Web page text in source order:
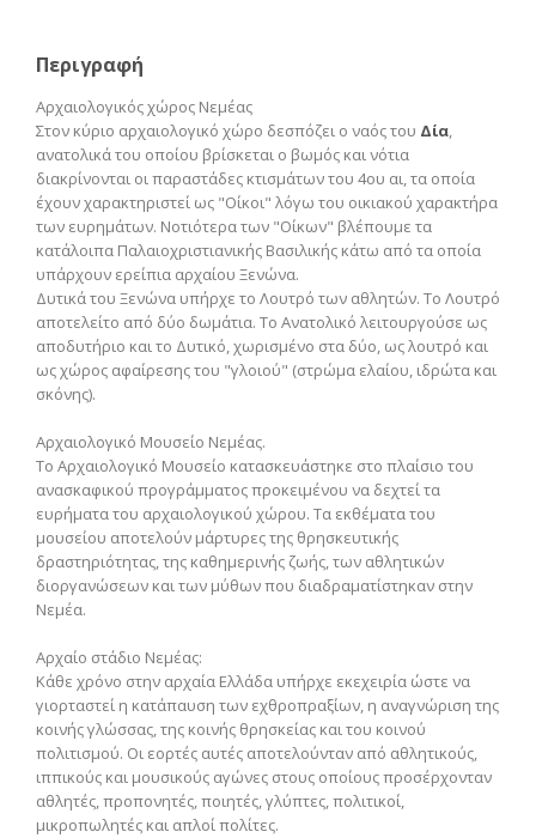
Περιγραφή
Αρχαιολογικός χώρος Νεμέας
Στον κύριο αρχαιολογικό χώρο δεσπόζει ο ναός του Δία,
ανατολικά του οποίου βρίσκεται ο βωμός και νότια
διακρίνονται οι παραστάδες κτισμάτων του 4ου αι, τα οποία
έχουν χαρακτηριστεί ως "Οίκοι" λόγω του οικιακού χαρακτήρα
των ευρημάτων. Νοτιότερα των "Οίκων" βλέπουμε τα
κατάλοιπα Παλαιοχριστιανικής Βασιλικής κάτω από τα οποία
υπάρχουν ερείπια αρχαίου Ξενώνα.
Δυτικά του Ξενώνα υπήρχε το Λουτρό των αθλητών. Το Λουτρό
αποτελείτο από δύο δωμάτια. Το Ανατολικό λειτουργούσε ως
αποδυτήριο και το Δυτικό, χωρισμένο στα δύο, ως λουτρό και
ως χώρος αφαίρεσης του "γλοιού" (στρώμα ελαίου, ιδρώτα και
σκόνης).
Αρχαιολογικό Μουσείο Νεμέας.
Το Αρχαιολογικό Μουσείο κατασκευάστηκε στο πλαίσιο του
ανασκαφικού προγράμματος προκειμένου να δεχτεί τα
ευρήματα του αρχαιολογικού χώρου. Τα εκθέματα του
μουσείου αποτελούν μάρτυρες της θρησκευτικής
δραστηριότητας, της καθημερινής ζωής, των αθλητικών
διοργανώσεων και των μύθων που διαδραματίστηκαν στην
Νεμέα.
Αρχαίο στάδιο Νεμέας:
Κάθε χρόνο στην αρχαία Ελλάδα υπήρχε εκεχειρία ώστε να
γιορταστεί η κατάπαυση των εχθροπραξίων, η αναγνώριση της
κοινής γλώσσας, της κοινής θρησκείας και του κοινού
πολιτισμού. Οι εορτές αυτές αποτελούνταν από αθλητικούς,
ιππικούς και μουσικούς αγώνες στους οποίους προσέρχονταν
αθλητές, προπονητές, ποιητές, γλύπτες, πολιτικοί,
μικροπωλητές και απλοί πολίτες.